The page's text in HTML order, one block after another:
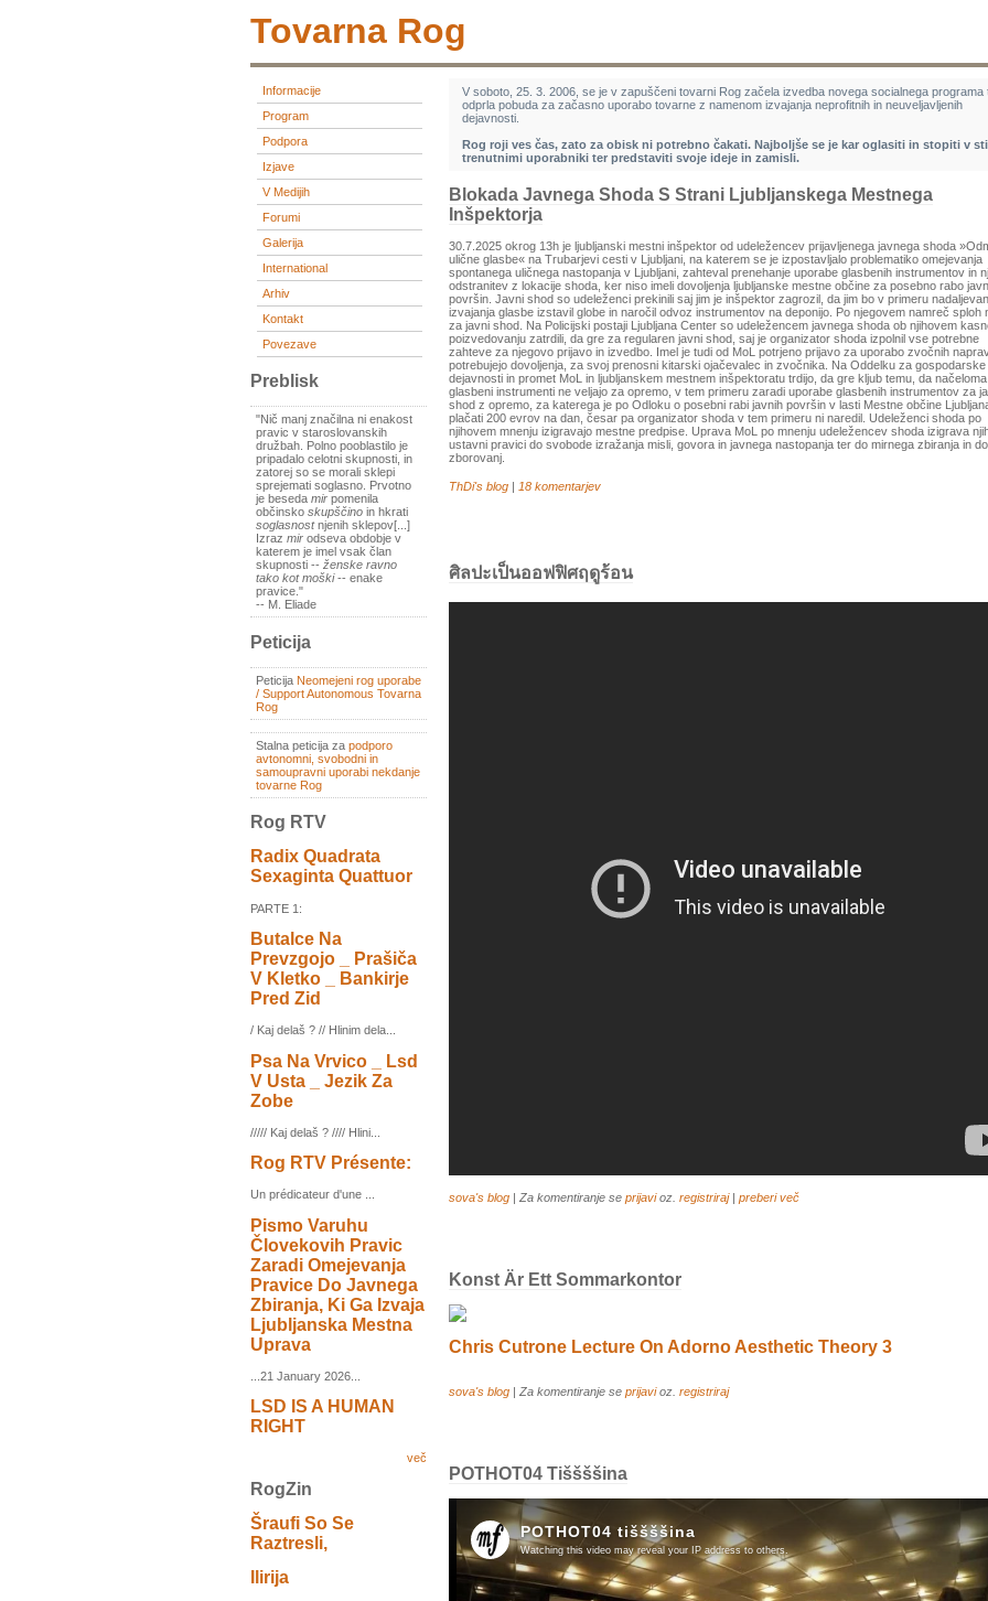
Tovarna Rog
Informacije
Program
Podpora
Izjave
V Medijih
Forumi
Galerija
International
Arhiv
Kontakt
Povezave
Preblisk
"Nič manj značilna ni enakost
pravic v staroslovanskih
družbah. Polno pooblastilo je
pripadalo celotni skupnosti, in
zatorej so se morali sklepi
sprejemati soglasno. Prvotno
je beseda mir pomenila
občinsko skupščino in hkrati
soglasnostnjenih sklepov[...]
Izraz mir odseva obdobje v
katerem je imel vsak član
skupnosti -- ženske ravno
tako kot moški-- enake
pravice."
-- M. Eliade
Peticija
Peticija Neomejeni rog uporabe
/ Support Autonomous Tovarna
Rog
Stalna peticija za podporo
avtonomni, svobodni in
samoupravni uporabi nekdanje
tovarne Rog
Rog RTV
Radix Quadrata
Sexaginta Quattuor
PARTE 1:
Butalce Na
Prevzgojo _ Prašiča
V Kletko _ Bankirje
Pred Zid
/ Kaj delaš ? // Hlinim dela...
Psa Na Vrvico _ Lsd
V Usta _ Jezik Za
Zobe
///// Kaj delaš ? //// Hlini...
Rog RTV Présente:
Un prédicateur d'une ...
Pismo Varuhu
Človekovih Pravic
Zaradi Omejevanja
Pravice Do Javnega
Zbiranja, Ki Ga Izvaja
Ljubljanska Mestna
Uprava
...21 January 2026...
LSD IS A HUMAN
RIGHT
več
RogZin
Šraufi So Se
Raztresli,
Ilirija
V soboto, 25. 3. 2006, se je v zapuščeni tovarni Rog začela izvedba novega socialnega programa
odprla pobuda za začasno uporabo tovarne z namenom izvajanja neprofitnih in neuveljavljenih
dejavnosti.
Rog roji ves čas, zato za obisk ni potrebno čakati. Najboljše se je kar oglasiti in stopiti v
trenutnimi uporabniki ter predstaviti svoje ideje in zamisli.
Blokada Javnega Shoda S Strani Ljubljanskega Mestnega
Inšpektorja
30.7.2025 okrog 13h je ljubljanski mestni inšpektor od udeležencev prijavljenega javnega shoda
ulične glasbe« na Trubarjevi cesti v Ljubljani, na katerem se je izpostavljalo problematiko omejevanja
spontanega uličnega nastopanja v Ljubljani, zahteval prenehanje uporabe glasbenih instrumentov in
odstranitev z lokacije shoda, ker niso imeli dovoljenja ljubljanske mestne občine za posebno rabo
površin. Javni shod so udeleženci prekinili saj jim je inšpektor zagrozil, da jim bo v primeru
izvajanja glasbe izstavil globe in naročil odvoz instrumentov na deponijo. Po njegovem namreč sploh
za javni shod. Na Policijski postaji Ljubljana Center so udeležencem javnega shoda ob njihovem
poizvedovanju zatrdili, da gre za regularen javni shod, saj je organizator shoda izpolnil vse potrebne
zahteve za njegovo prijavo in izvedbo. Imel je tudi od MoL potrjeno prijavo za uporabo zvočnih
potrebujejo dovoljenja, za svoj prenosni kitarski ojačevalec in zvočnika. Na Oddelku za gospodarske
dejavnosti in promet MoL in ljubljanskem mestnem inšpektoratu trdijo, da gre kljub temu, da načeloma
glasbeni instrumenti ne veljajo za opremo, v tem primeru zaradi uporabe glasbenih instrumentov za
shod z opremo, za katerega je po Odloku o posebni rabi javnih površin v lasti Mestne občine
plačati 200 evrov na dan, česar pa organizator shoda v tem primeru ni naredil. Udeleženci shoda po
njihovem mnenju izigravajo mestne predpise. Uprava MoL po mnenju udeležencev shoda izigrava
ustavni pravici do svobode izražanja misli, govora in javnega nastopanja ter do mirnega zbiranja in
zborovanj.
ThDi's blog 18 komentarjev
ศิลปะเป็นออฟฟิศฤดูร้อน
sova's blog | Za komentiranje se prijavioz. registriraj| preberi več
Konst Är Ett Sommarkontor
Chris Cutrone Lecture On Adorno Aesthetic Theory 3
sova's blog | Za komentiranje se prijavioz. registriraj
POTHOT04 Tiššššina